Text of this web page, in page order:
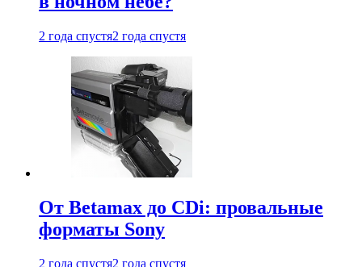
2 года спустя2 года спустя
От Betamax до CDi: провальные
форматы Sony
2 года спустя2 года спустя